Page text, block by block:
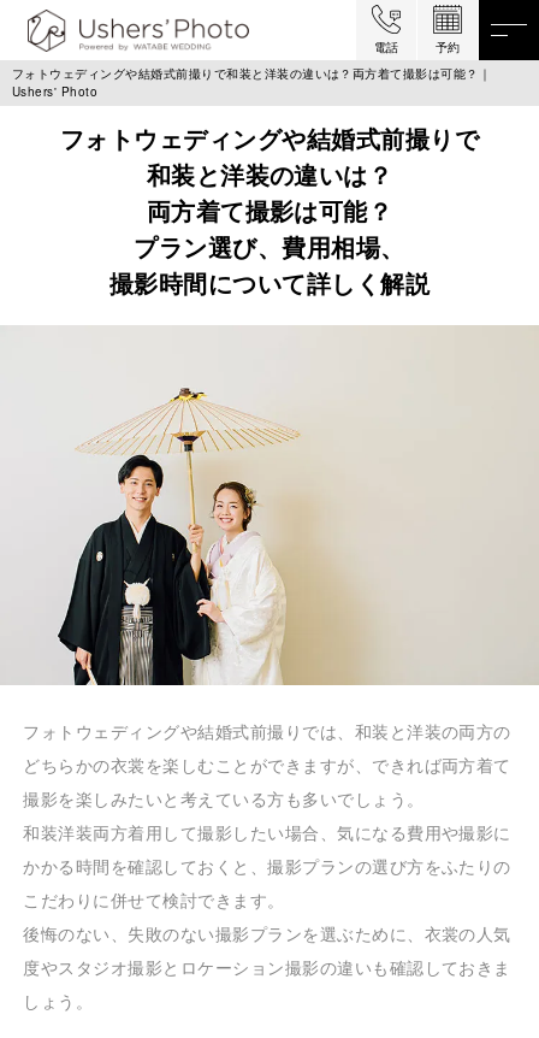
電話
予約
フォトウェディングや結婚式前撮りで和装と洋装の違いは？両方着て撮影は可能？｜
Ushers' Photo
フォトウェディングや結婚式前撮りで
和装と洋装の違いは？
両方着て撮影は可能？
プラン選び、費用相場、
撮影時間について詳しく解説
フォトウェディングや結婚式前撮りでは、和装と洋装の両方の
どちらかの衣裳を楽しむことができますが、できれば両方着て
撮影を楽しみたいと考えている方も多いでしょう。
和装洋装両方着用して撮影したい場合、気になる費用や撮影に
かかる時間を確認しておくと、撮影プランの選び方をふたりの
こだわりに併せて検討できます。
後悔のない、失敗のない撮影プランを選ぶために、衣裳の人気
度やスタジオ撮影とロケーション撮影の違いも確認しておきま
しょう。